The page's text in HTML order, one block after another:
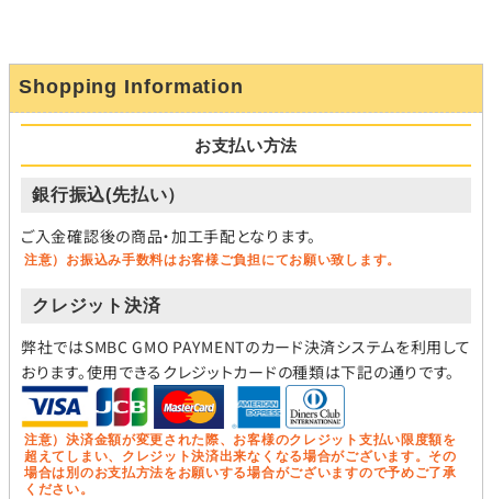
Shopping Information
お支払い方法
銀行振込(先払い）
ご入金確認後の商品・加工手配となります。
注意）お振込み手数料はお客様ご負担にてお願い致します。
クレジット決済
弊社ではSMBC GMO PAYMENTのカード決済システムを利用して
おります。使用できるクレジットカードの種類は下記の通りです。
注意）決済金額が変更された際、お客様のクレジット支払い限度額を
超えてしまい、クレジット決済出来なくなる場合がございます。その
場合は別のお支払方法をお願いする場合がございますので予めご了承
ください。